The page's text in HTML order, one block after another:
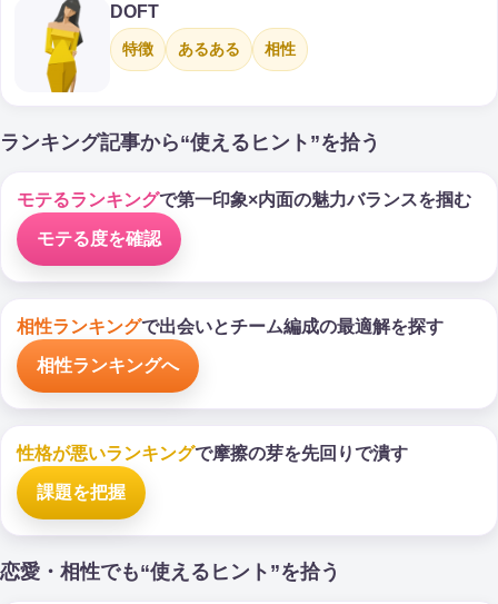
DOFT
特徴 あるある 相性
ランキング記事から“使えるヒント”を拾う
モテるランキングで第一印象×内面の魅力バランスを掴む
モテる度を確認
相性ランキングで出会いとチーム編成の最適解を探す
相性ランキングへ
性格が悪いランキングで摩擦の芽を先回りで潰す
課題を把握
恋愛・相性でも“使えるヒント”を拾う